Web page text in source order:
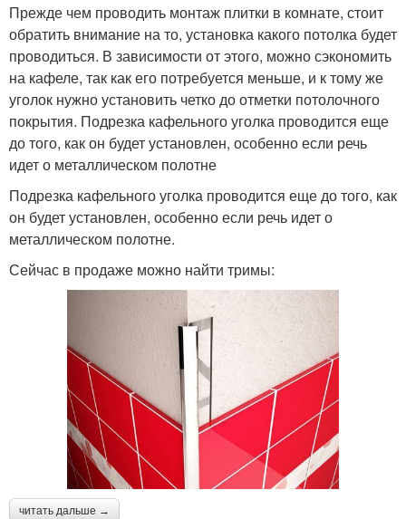
Прежде чем проводить монтаж плитки в комнате, стоит
обратить внимание на то, установка какого потолка будет
проводиться. В зависимости от этого, можно сэкономить
на кафеле, так как его потребуется меньше, и к тому же
уголок нужно установить четко до отметки потолочного
покрытия. Подрезка кафельного уголка проводится еще
до того, как он будет установлен, особенно если речь
идет о металлическом полотне
Подрезка кафельного уголка проводится еще до того, как
он будет установлен, особенно если речь идет о
металлическом полотне.
Сейчас в продаже можно найти тримы:
читать дальше →